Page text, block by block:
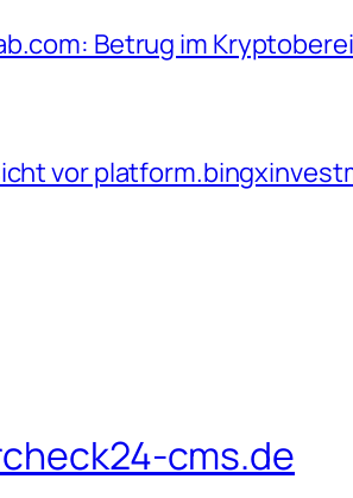
Betrug im
vor
cms.de